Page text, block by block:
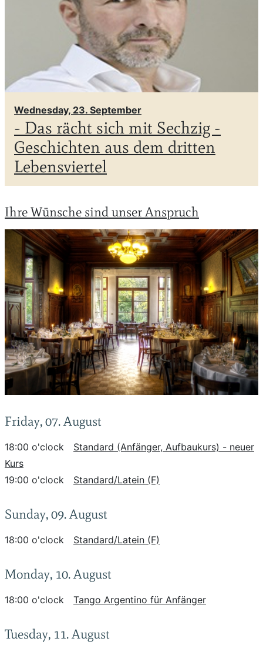
Wednesday, 23. September
- Das rächt sich mit Sechzig -
Geschichten aus dem dritten
Lebensviertel
Ihre Wünsche sind unser Anspruch
Friday, 07. August
18:00 o'clock
Standard (Anfänger, Aufbaukurs) - neuer
Kurs
19:00 o'clock
Standard/Latein (F)
Sunday, 09. August
18:00 o'clock Standard/Latein (F)
Monday, 10. August
18:00 o'clock Tango Argentino für Anfänger
Tuesday, 11. August